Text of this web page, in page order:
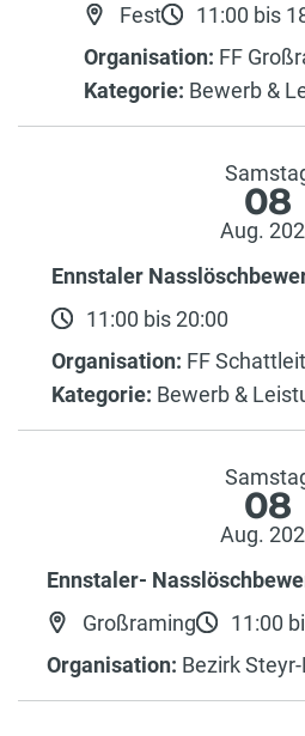
Fest
11:00 bis
Organisation: FF
Kategorie: Bewerb &
08
Aug.
Ennstaler
11:00 bis 20:00
Organisation: FF
Kategorie: Bewerb &
08
Aug.
Ennstaler-
Großraming
11:00
Organisation: Bezirk